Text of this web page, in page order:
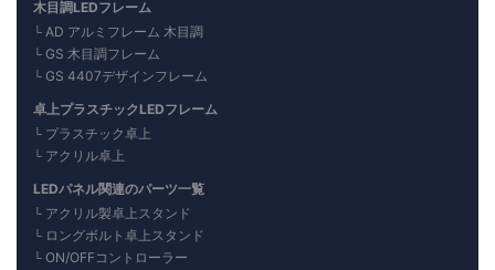
木目調LEDフレーム
AD アルミフレーム 木目調
GS 木目調フレーム
GS 4407デザインフレーム
卓上プラスチックLEDフレーム
プラスチック卓上
アクリル卓上
LEDパネル関連のパーツ一覧
アクリル製卓上スタンド
ロングボルト卓上スタンド
ON/OFFコントローラー